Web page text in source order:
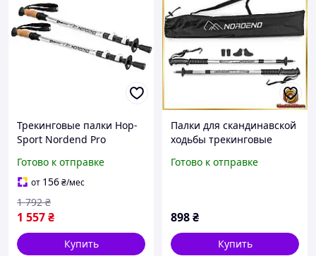
Трекинговые палки Hop-
Sport Nordend Pro
Готово к отправке
от 156₴/мес
1 557₴
1 792 ₴
Купить
Палки для скандинавской
ходьбы трекинговые
серебристые 80-135см
Готово к отправке
898₴
Купить